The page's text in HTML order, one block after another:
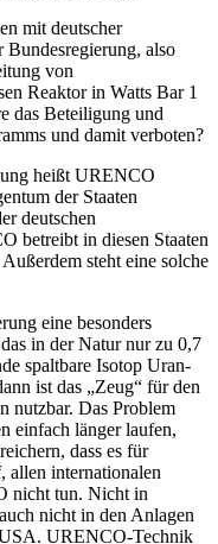
mit deutscher
also
von
Reaktor in Watts Bar 1
das Beteiligung und
und damit verboten?
heißt URENCO
der Staaten
deutschen
betreibt in diesen Staaten
steht eine solche
eine besonders
in der Natur nur zu 0,7
spaltbare Isotop Uran-
ist das „Zeug“ für den
nutzbar. Das Problem
einfach länger laufen,
dass es für
allen internationalen
nicht tun. Nicht in
nicht in den Anlagen
URENCO-Technik